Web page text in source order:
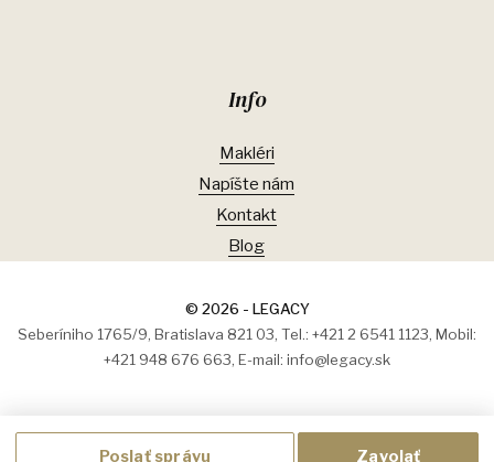
Poslať správu Zavolať
Info
Makléri
Napíšte nám
Kontakt
Blog
© 2026 - LEGACY
Seberíniho 1765/9, Bratislava 821 03, Tel.: +421 2 6541 1123, Mobil:
+421 948 676 663, E-mail: info@legacy.sk